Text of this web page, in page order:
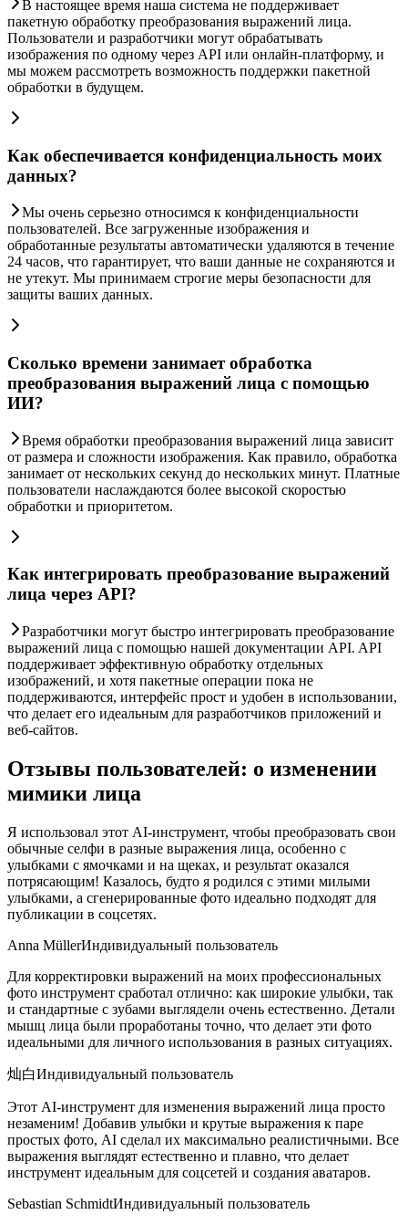
В настоящее время наша система не поддерживает
пакетную обработку преобразования выражений лица.
Пользователи и разработчики могут обрабатывать
изображения по одному через API или онлайн-платформу, и
мы можем рассмотреть возможность поддержки пакетной
обработки в будущем.
Как обеспечивается конфиденциальность моих
данных?
Мы очень серьезно относимся к конфиденциальности
пользователей. Все загруженные изображения и
обработанные результаты автоматически удаляются в течение
24 часов, что гарантирует, что ваши данные не сохраняются и
не утекут. Мы принимаем строгие меры безопасности для
защиты ваших данных.
Сколько времени занимает обработка
преобразования выражений лица с помощью
ИИ?
Время обработки преобразования выражений лица зависит
от размера и сложности изображения. Как правило, обработка
занимает от нескольких секунд до нескольких минут. Платные
пользователи наслаждаются более высокой скоростью
обработки и приоритетом.
Как интегрировать преобразование выражений
лица через API?
Разработчики могут быстро интегрировать преобразование
выражений лица с помощью нашей документации API. API
поддерживает эффективную обработку отдельных
изображений, и хотя пакетные операции пока не
поддерживаются, интерфейс прост и удобен в использовании,
что делает его идеальным для разработчиков приложений и
веб-сайтов.
Отзывы пользователей: о изменении
мимики лица
Я использовал этот AI-инструмент, чтобы преобразовать свои
обычные селфи в разные выражения лица, особенно с
улыбками с ямочками и на щеках, и результат оказался
потрясающим! Казалось, будто я родился с этими милыми
улыбками, а сгенерированные фото идеально подходят для
публикации в соцсетях.
Anna MüllerИндивидуальный пользователь
Для корректировки выражений на моих профессиональных
фото инструмент сработал отлично: как широкие улыбки, так
и стандартные с зубами выглядели очень естественно. Детали
мышц лица были проработаны точно, что делает эти фото
идеальными для личного использования в разных ситуациях.
灿白Индивидуальный пользователь
Этот AI-инструмент для изменения выражений лица просто
незаменим! Добавив улыбки и крутые выражения к паре
простых фото, AI сделал их максимально реалистичными. Все
выражения выглядят естественно и плавно, что делает
инструмент идеальным для соцсетей и создания аватаров.
Sebastian SchmidtИндивидуальный пользователь